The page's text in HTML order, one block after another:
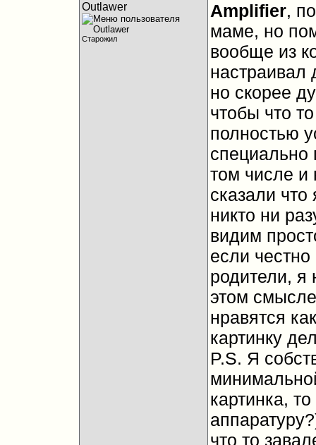
Outlawer
Старожил
Amplifier,
маме, но
вообще из
настраивал
но скорее
чтобы что
полностью
том числе и
сказали
никто ни
видим
если
родители, я
этом
нравятся
картинку
P.S. Я
картинка,
что то